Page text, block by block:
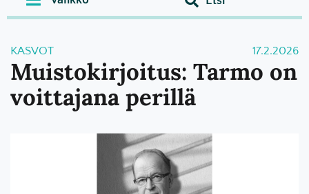
KASVOT 17.2.2026
Muistokirjoitus: Tarmo on
voittajana perillä